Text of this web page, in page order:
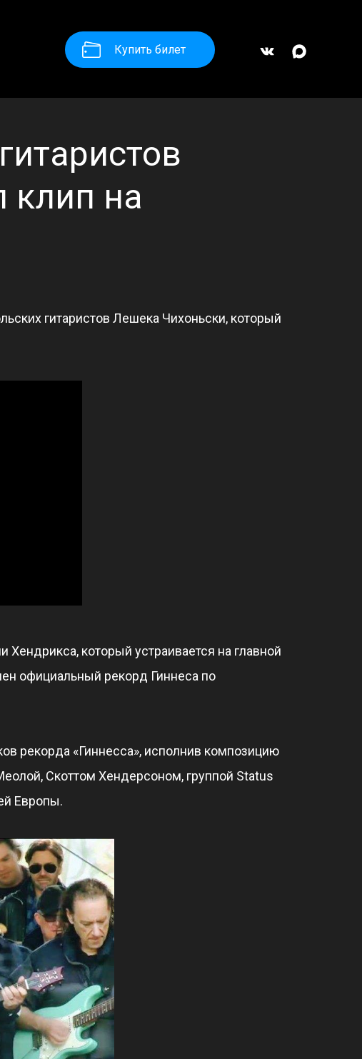
Купить билет
клип на
гитаристов Лешека Чихоньски, который
который устраивается на главной
официальный рекорд Гиннеса по
рекорда «Гиннесса», исполнив композицию
Скоттом Хендерсоном, группой Status
Европы.